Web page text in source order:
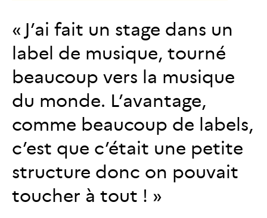
J’ai fait un stage dans un
label de musique, tourné
beaucoup vers la musique
du monde. L’avantage,
comme beaucoup de labels,
c’est que c’était une petite
structure donc on pouvait
toucher à tout !